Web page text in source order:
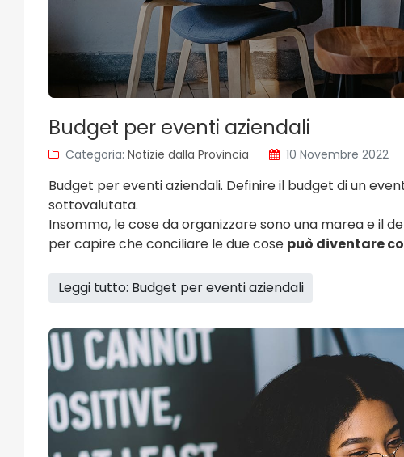
Budget per eventi aziendali
Categoria: Notizie dalla Provincia 10 Novembre 2022
Budget per eventi aziendali. Definire il budget di un
sottovalutata.
Insomma, le cose da organizzare sono una marea e il
per capire che conciliare le due cose può diventare
Leggi tutto: Budget per eventi aziendali